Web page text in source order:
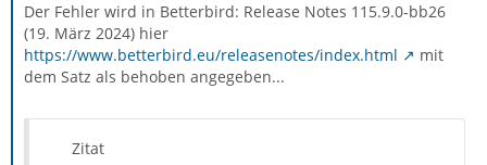
Der Fehler wird in Betterbird: Release Notes 115.9.0-bb26
(19. März 2024) hier
https://www.betterbird.eu/releasenotes/index.html
mit
dem Satz als behoben angegeben...
Zitat